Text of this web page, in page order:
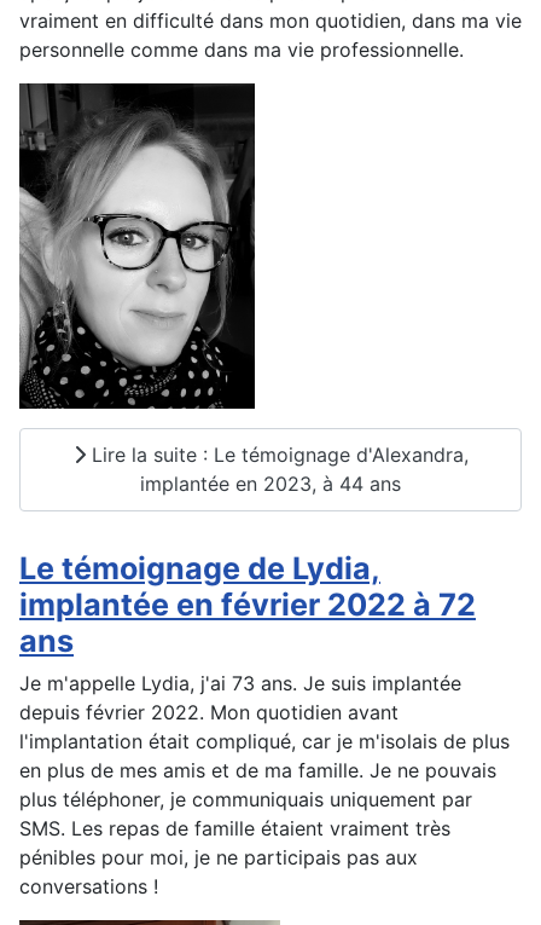
vraiment en difficulté dans mon quotidien, dans ma vie
personnelle comme dans ma vie professionnelle.
Lire la suite : Le témoignage d'Alexandra,
implantée en 2023, à 44 ans
Le témoignage de Lydia,
implantée en février 2022 à 72
ans
Je m'appelle Lydia, j'ai 73 ans. Je suis implantée
depuis février 2022. Mon quotidien avant
l'implantation était compliqué, car je m'isolais de plus
en plus de mes amis et de ma famille. Je ne pouvais
plus téléphoner, je communiquais uniquement par
SMS. Les repas de famille étaient vraiment très
pénibles pour moi, je ne participais pas aux
conversations !